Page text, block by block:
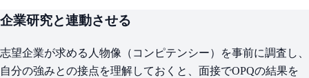
企業研究と連動させる
志望企業が求める人物像（コンピテンシー）を事前に調査し、
自分の強みとの接点を理解しておくと、面接でOPQの結果を